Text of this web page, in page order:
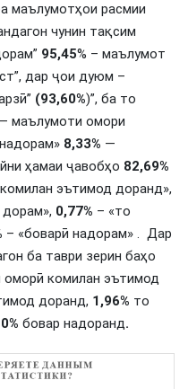
маълумотҳои расмии
чунин тақсим
95,45% – маълумот
дар ҷои дуюм –
(93,60%)”, ба то
маълумоти омори
8,33% —
ҳамаи ҷавобҳо 82,69%
эътимод доранд»,
0,77% – «то
– «боварӣ надорам» . Дар
ба таври зерин баҳо
комилан эътимод
доранд, 1,96% то
бовар надоранд.